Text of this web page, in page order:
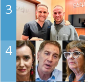
3
4